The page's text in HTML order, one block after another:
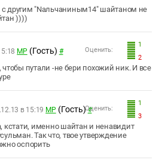
другим "Nальчаниным14" шайтаном не
))))
1
2
Оценить:
МР (Гость) #
чтобы путали -не бери похожий ник. И все
1
3
Оценить:
в 15:19 МР (Гость) #
кстати, именно шайтан и ненавидит
Так что, твое утверждение
оспорить